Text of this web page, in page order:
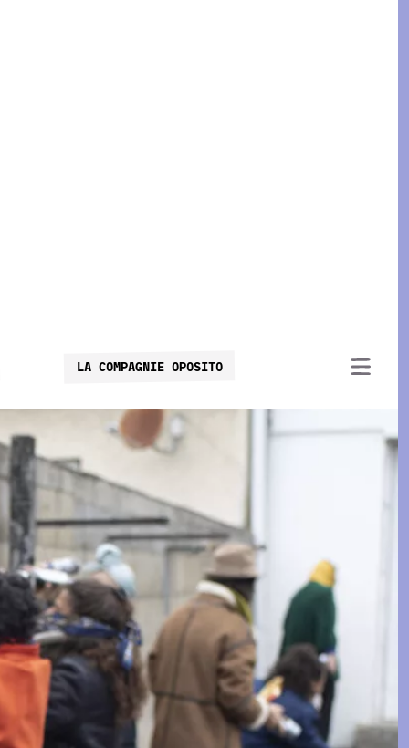
LA COMPAGNIE OPOSITO